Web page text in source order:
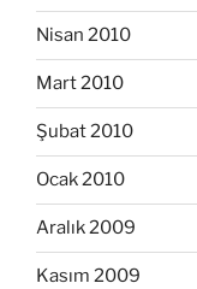
Nisan 2010
Mart 2010
Şubat 2010
Ocak 2010
Aralık 2009
Kasım 2009